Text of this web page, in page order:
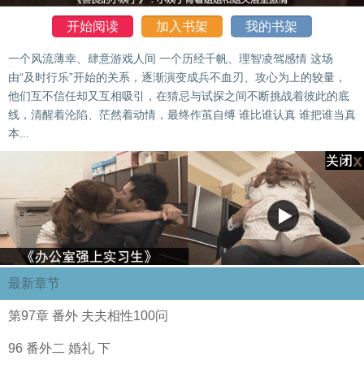
开始阅读 加入书架 我的书架
一个风流薄幸、肆意游戏人间 一个历经千帆、理智凌驾感情 这场
由“及时行乐”开始的关系，逐渐演变成兵不血刃、攻心为上的较量，
他们互不信任却又互相吸引，在猜忌与试探之间不断挑战着彼此的底
线，清醒着沦陷、茫然着动情，最终作茧自缚 谁比谁认真 谁把谁当真
本...
最新章节
第97章 番外 夫夫相性100问
96 番外二 婚礼 下